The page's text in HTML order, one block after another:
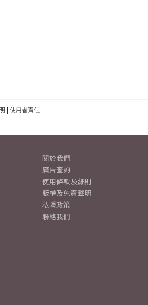
| 使用者責任
關於我們
廣告查詢
使用條款及細則
版權及免責聲明
私隱政策
聯絡我們